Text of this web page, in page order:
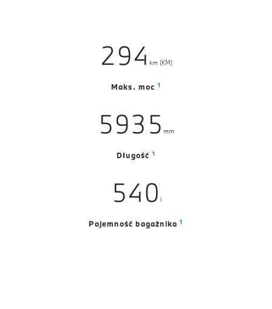
2
3
5
8
9
94
5
7
8
9
km (KM)
Maks. moc 1
2
3
4
5
9
6
7
8
9
0
2
3
4
6
7
2
3
4
5
6
8
9
mm
Długość 1
0
1
2
3
4
5
6
0
1
2
3
4
5
0
1
l
Pojemność bagażnika1